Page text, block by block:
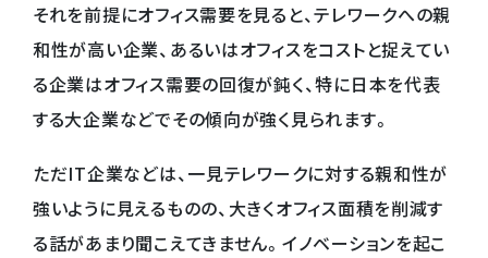
それを前提にオフィス需要を見ると、テレワークへの親
和性が高い企業、あるいはオフィスをコストと捉えてい
る企業はオフィス需要の回復が鈍く、特に日本を代表
する大企業などでその傾向が強く見られます。
ただIT企業などは、一見テレワークに対する親和性が
強いように見えるものの、大きくオフィス面積を削減す
る話があまり聞こえてきません。イノベーションを起こ